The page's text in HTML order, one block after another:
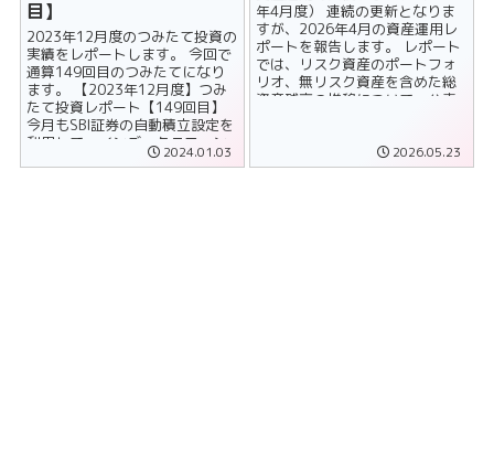
目】
2023年12月度のつみたて投資の
実績をレポートします。 今回で
通算149回目のつみたてになり
ます。 【2023年12月度】つみ
たて投資レポート【149回目】
今月もSBI証券の自動積立設定を
利用して、インデックスファン
2024.01.03
年4月度） 連続の更新となりま
すが、2026年4月の資産運用レ
ポートを報告します。 レポート
では、リスク資産のポートフォ
リオ、無リスク資産を含めた総
資産残高の推移について、公表
2026.05.23